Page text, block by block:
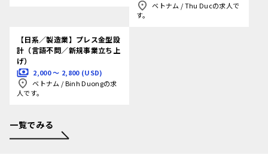
ベトナム /Thu Ducの求人で
す。
【日系／製造業】プレス金型設
計（言語不問／新規事業立ち上
げ）
2,000 〜 2,800 (USD)
ベトナム /Binh Duongの求
人です。
一覧でみる